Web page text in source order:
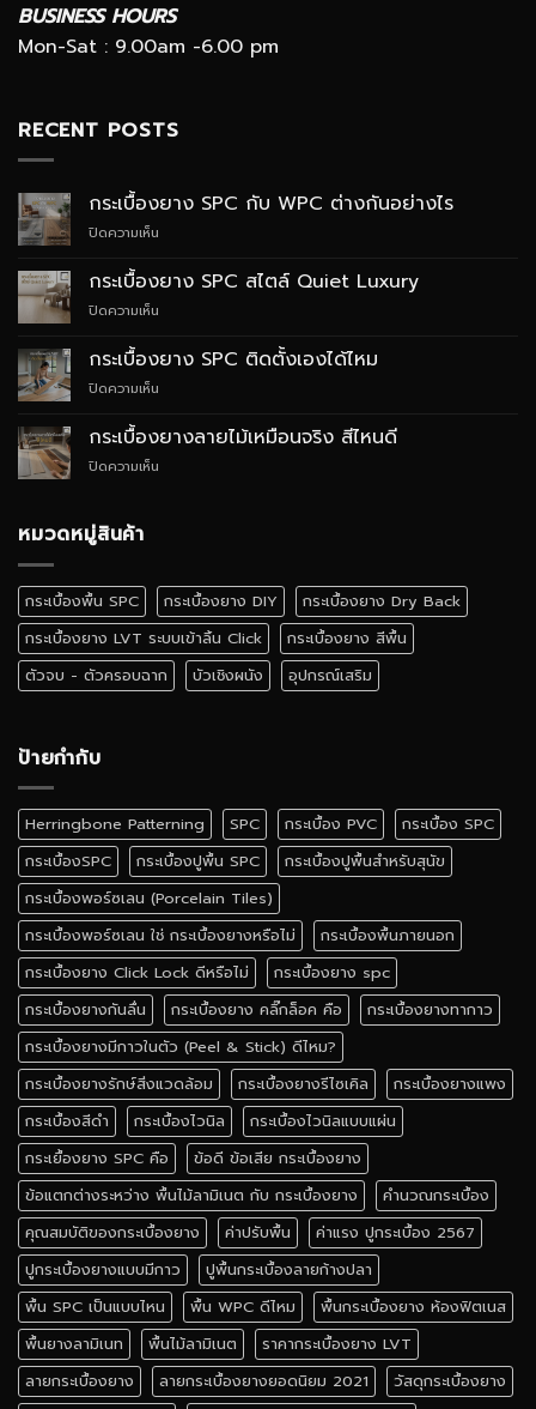
BUSINESS HOURS
Mon-Sat : 9.00am -6.00 pm
RECENT POSTS
กระเบื้องยาง SPC กับ WPC ต่างกันอย่างไร
ปิดความเห็น
ยาง
SPC
ต่าง
กระเบื้องยาง SPC สไตล์ Quiet Luxury
ปิดความเห็น
ยาง
SPC
Luxury
กระเบื้องยาง SPC ติดตั้งเองได้ไหม
ปิดความเห็น
ยาง
SPC
กระเบื้องยางลายไม้เหมือนจริง สีไหนดี
ปิดความเห็น
สี
ไหน
ดี
หมวดหมู่สินค้า
กระเบื้องพื้น SPC กระเบื้องยาง DIY
กระเบื้องยาง Dry Back
กระเบื้องยาง LVT ระบบเข้าลิ้น Click
กระเบื้องยาง สีพื้น
ตัวจบ - ตัวครอบฉาก
บัวเชิงผนัง อุปกรณ์เสริม
ป้ายกำกับ
Herringbone Patterning SPC กระเบื้อง PVC
กระเบื้อง SPC
กระเบื้องSPC
กระเบื้องปูพื้น SPC
กระเบื้องปูพื้นสำหรับสุนัข
กระเบื้องพอร์ซเลน (Porcelain Tiles)
กระเบื้องพอร์ซเลน ใช่ กระเบื้องยางหรือไม่
กระเบื้องพื้นภายนอก
กระเบื้องยาง Click Lock ดีหรือไม่
กระเบื้องยาง spc
กระเบื้องยางกันลื่น
กระเบื้องยาง คลิ๊กล็อค คือ
กระเบื้องยางทากาว
กระเบื้องยางมีกาวในตัว (Peel & Stick) ดีไหม?
กระเบื้องยางรักษ์สิ่งแวดล้อม
กระเบื้องยางรีไซเคิล
กระเบื้องยางแพง
กระเบื้องสีดำ
กระเบื้องไวนิล
กระเบื้องไวนิลแบบแผ่น
กระเยื้องยาง SPC คือ
ข้อดี ข้อเสีย กระเบื้องยาง
ข้อแตกต่างระหว่าง พื้นไม้ลามิเนต กับ กระเบื้องยาง
คำนวณกระเบื้อง
คุณสมบัติของกระเบื้องยาง
ค่าปรับพื้น
ค่าแรง ปูกระเบื้อง 2567
ปูกระเบื้องยางแบบมีกาว
ปูพื้นกระเบื้องลายก้างปลา
พื้น SPC เป็นแบบไหน
พื้น WPC ดีไหม
พื้นกระเบื้องยาง ห้องฟิตเนส
พื้นยางลามิเนท
พื้นไม้ลามิเนต
ราคากระเบื้องยาง LVT
ลายกระเบื้องยาง
ลายกระเบื้องยางยอดนิยม 2021
วัสดุกระเบื้องยาง